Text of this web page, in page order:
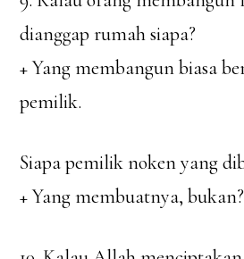
dianggap rumah siapa?
+ Yang membangun biasa
pemilik.
Siapa pemilik noken yang
+ Yang membuatnya, bukan?